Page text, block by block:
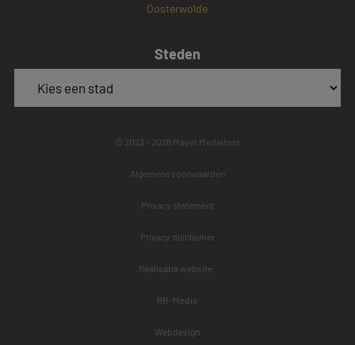
Oosterwolde
Steden
© 2023 - 2026 Mayet Mediators
Algemene voorwaarden
Privacy statement
Privacy disclaimer
Realisatie website:
RB-Media
Webdesign